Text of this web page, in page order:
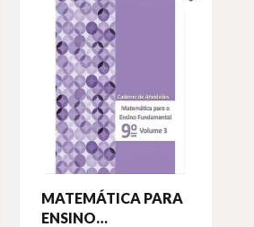
MATEMÁTICA PARA
ENSINO